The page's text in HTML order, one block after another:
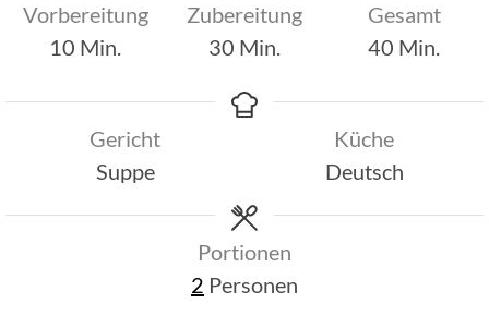
Vorbereitung
10 Minuten
Min.
Zubereitung
30 Minuten
Min.
Gesamt
40 Minuten
Min.
Gericht
Suppe
Küche
Deutsch
Portionen
2 Personen